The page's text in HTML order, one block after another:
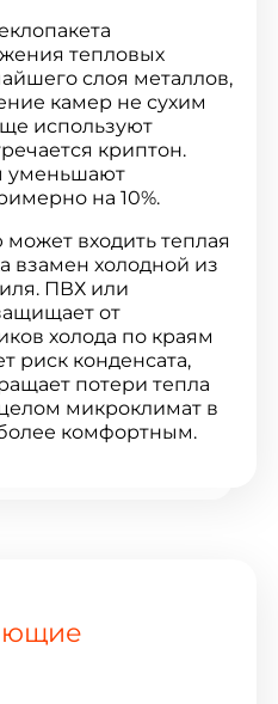
тепловых
слоя металлов,
камер не сухим
используют
криптон.
уменьшают
на 10%.
входить теплая
взамен холодной из
ПВХ или
от
холода по краям
риск конденсата,
потери тепла
микроклимат в
комфортным.